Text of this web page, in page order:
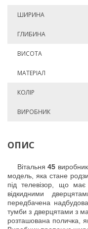
ШИРИНА
ГЛИБИНА
ВИСОТА
МАТЕРІАЛ
КОЛІР
ВИРОБНИК
ОПИС
Вітальня 45
модель, яка стане
під телевізор, що
відкидними
передбачена
тумби з дверцятами з
розташована поличка,